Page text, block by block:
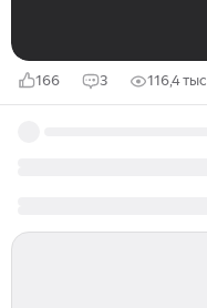
166 3 116,4 тыс